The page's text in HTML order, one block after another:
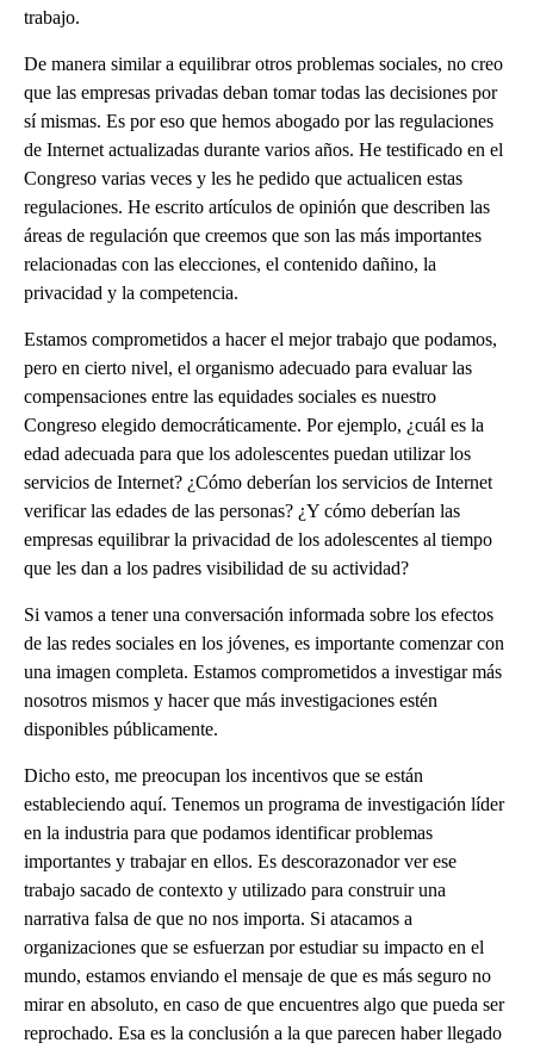
trabajo.
De manera similar a equilibrar otros problemas sociales, no creo
que las empresas privadas deban tomar todas las decisiones por
sí mismas. Es por eso que hemos abogado por las regulaciones
de Internet actualizadas durante varios años. He testificado en el
Congreso varias veces y les he pedido que actualicen estas
regulaciones. He escrito artículos de opinión que describen las
áreas de regulación que creemos que son las más importantes
relacionadas con las elecciones, el contenido dañino, la
privacidad y la competencia.
Estamos comprometidos a hacer el mejor trabajo que podamos,
pero en cierto nivel, el organismo adecuado para evaluar las
compensaciones entre las equidades sociales es nuestro
Congreso elegido democráticamente. Por ejemplo, ¿cuál es la
edad adecuada para que los adolescentes puedan utilizar los
servicios de Internet? ¿Cómo deberían los servicios de Internet
verificar las edades de las personas? ¿Y cómo deberían las
empresas equilibrar la privacidad de los adolescentes al tiempo
que les dan a los padres visibilidad de su actividad?
Si vamos a tener una conversación informada sobre los efectos
de las redes sociales en los jóvenes, es importante comenzar con
una imagen completa. Estamos comprometidos a investigar más
nosotros mismos y hacer que más investigaciones estén
disponibles públicamente.
Dicho esto, me preocupan los incentivos que se están
estableciendo aquí. Tenemos un programa de investigación líder
en la industria para que podamos identificar problemas
importantes y trabajar en ellos. Es descorazonador ver ese
trabajo sacado de contexto y utilizado para construir una
narrativa falsa de que no nos importa. Si atacamos a
organizaciones que se esfuerzan por estudiar su impacto en el
mundo, estamos enviando el mensaje de que es más seguro no
mirar en absoluto, en caso de que encuentres algo que pueda ser
reprochado. Esa es la conclusión a la que parecen haber llegado